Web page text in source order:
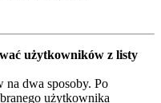
użytkowników z listy
dwa sposoby. Po
użytkownika